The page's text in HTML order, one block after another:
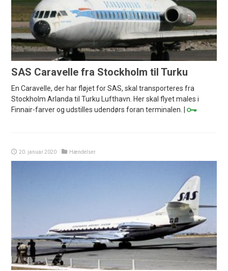
SAS Caravelle fra Stockholm til Turku
En Caravelle, der har fløjet for SAS, skal transporteres fra
Stockholm Arlanda til Turku Lufthavn. Her skal flyet males i
Finnair-farver og udstilles udendørs foran terminalen. |
20. januar 2020 Hændelser